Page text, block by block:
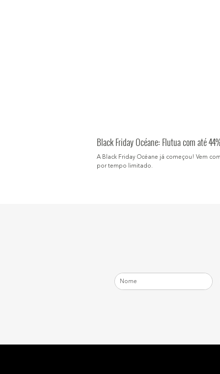
Black Friday Océane: Flutua com até
A Black Friday Océane já começou! Vem
por tempo limitado.